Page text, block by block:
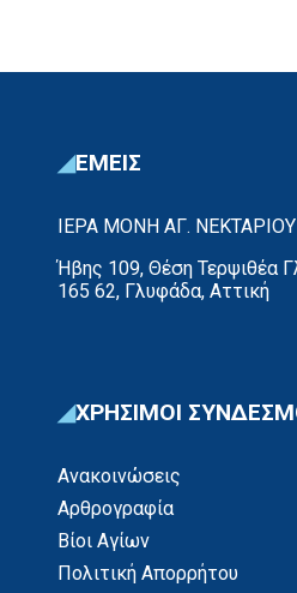
ΕΜΕΙΣ
ΙΕΡΑ ΜΟΝΗ ΑΓ.
Ήβης 109, Θέση Τερψιθέα
165 62, Γλυφάδα, Αττική
ΧΡΗΣΙΜΟΙ
Ανακοινώσεις
Αρθρογραφία
Βίοι Αγίων
Πολιτική Απορρήτου